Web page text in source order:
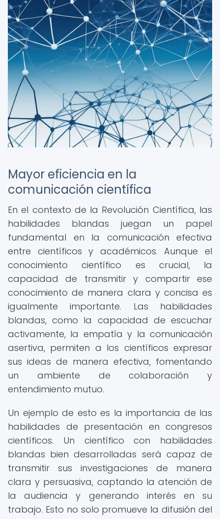
Mayor eficiencia en la
comunicación científica
En el contexto de la Revolución Científica, las
habilidades blandas juegan un papel
fundamental en la comunicación efectiva
entre científicos y académicos. Aunque el
conocimiento científico es crucial, la
capacidad de transmitir y compartir ese
conocimiento de manera clara y concisa es
igualmente importante. Las habilidades
blandas, como la capacidad de escuchar
activamente, la empatía y la comunicación
asertiva, permiten a los científicos expresar
sus ideas de manera efectiva, fomentando
un ambiente de colaboración y
entendimiento mutuo.
Un ejemplo de esto es la importancia de las
habilidades de presentación en congresos
científicos. Un científico con habilidades
blandas bien desarrolladas será capaz de
transmitir sus investigaciones de manera
clara y persuasiva, captando la atención de
la audiencia y generando interés en su
trabajo. Esto no solo promueve la difusión del